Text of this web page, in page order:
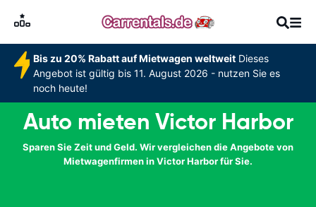
Bis zu 20% Rabatt auf Mietwagen weltweitDieses
Angebot ist gültig bis 11. August 2026 - nutzen Sie es
noch heute!
Auto mieten Victor Harbor
Sparen Sie Zeit und Geld. Wir vergleichen die Angebote von
Mietwagenfirmen in Victor Harbor für Sie.